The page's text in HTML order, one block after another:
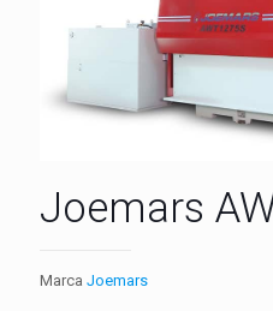
Joemars
Marca Joemars